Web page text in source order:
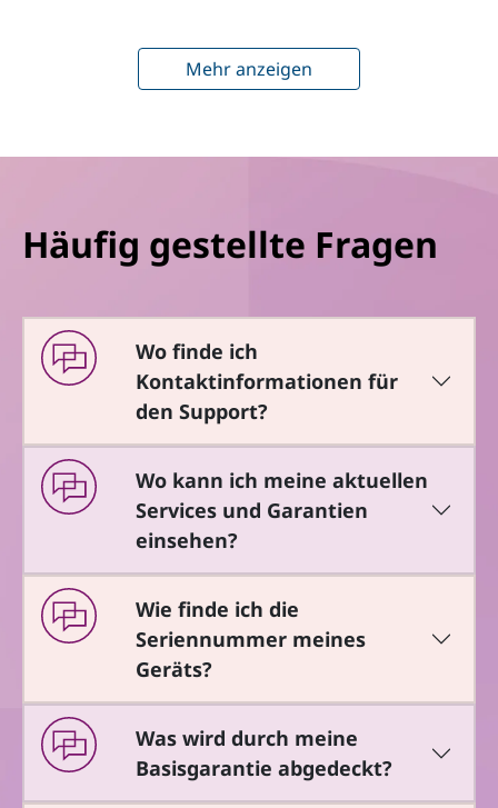
Mehr anzeigen
Häufig gestellte Fragen
Wo finde ich
Kontaktinformationen für
den Support?
Wo kann ich meine aktuellen
Services und Garantien
einsehen?
Wie finde ich die
Seriennummer meines
Geräts?
Was wird durch meine
Basisgarantie abgedeckt?